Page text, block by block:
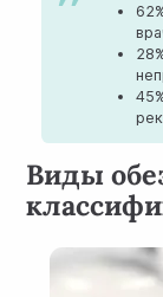
Виды